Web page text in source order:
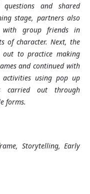
and shared
stage, partners also
group friends in
of character. Next, the
out to practice making
and continued with
using pop up
carried out through
forms.
Storytelling, Early